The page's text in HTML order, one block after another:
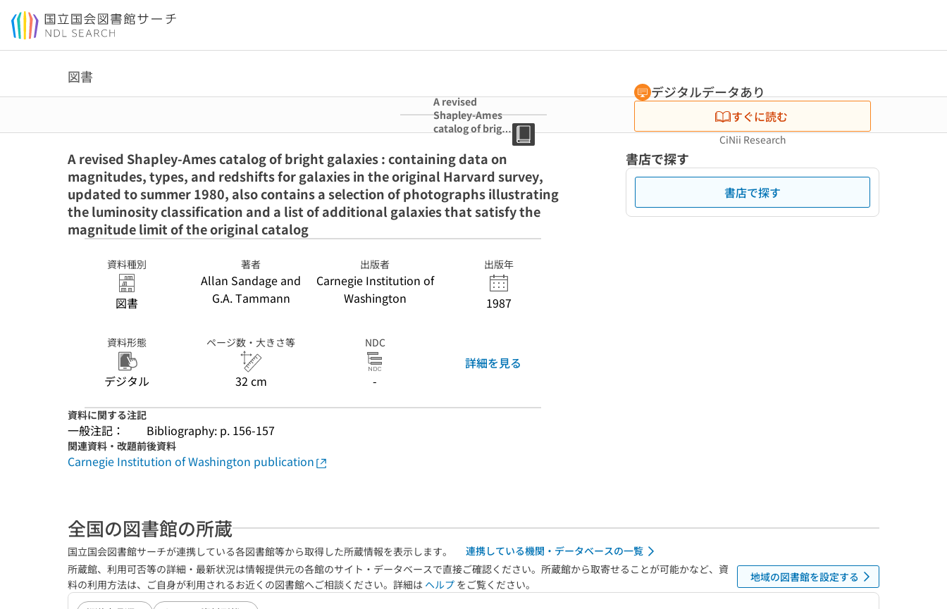
本文へ移動
図書
A revised
Shapley-Ames
catalog of bright
containing data
on magnitudes,
types, and
redshifts for
galaxies in the
original Harvard
survey, updated
contains a
photographs
and a list of
additional
magnitude limit
デジタルデータあり
すぐに読む
CiNii Research
A revised Shapley-Ames catalog of bright galaxies : containing data on
magnitudes, types, and redshifts for galaxies in the original Harvard survey,
updated to summer 1980, also contains a selection of photographs illustrating
the luminosity classification and a list of additional galaxies that satisfy the
magnitude limit of the original catalog
資料種別
図書
著者
Allan Sandage and
G.A. Tammann
出版者
Carnegie Institution of
Washington
出版年
1987
資料形態
デジタル
ページ数・大きさ等
32 cm
NDC
-
詳細を見る
資料に関する注記
一般注記： Bibliography: p. 156-157
関連資料・改題前後資料
Carnegie Institution of Washington publication
書店で探す
書店で探す
全国の図書館の所蔵
国立国会図書館サーチが連携している各図書館等から取得した所蔵情報を表示します。
連携している機関・データベースの一覧
所蔵館、利用可否等の詳細・最新状況は情報提供元の各館のサイト・データベースで直接ご確認ください。所蔵館から取寄せることが可能かなど、資
料の利用方法は、ご自身が利用されるお近くの図書館へご相談ください。詳細は ヘルプ をご覧ください。
地域の図書館を設定する